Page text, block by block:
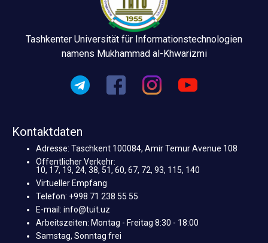
Tashkenter Universität für Informationstechnologien
namens Mukhammad al-Khwarizmi
Kontaktdaten
Adresse: Taschkent 100084, Amir Temur Avenue 108
Öffentlicher Verkehr:
10, 17, 19, 24, 38, 51, 60, 67, 72, 93, 115, 140
Virtueller Empfang
Telefon: +998 71 238 55 55
E-mail: info@tuit.uz
Arbeitszeiten: Montag - Freitag 8:30 - 18:00
Samstag, Sonntag frei